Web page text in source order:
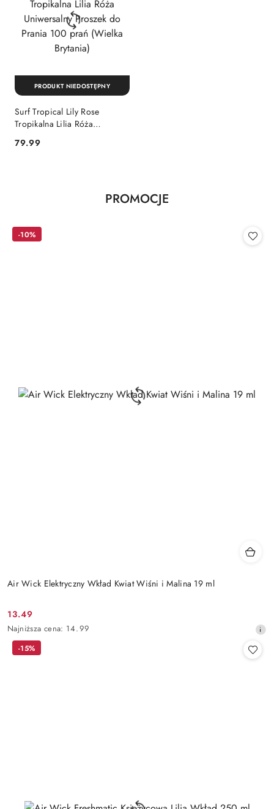
Surf Tropical Lily Rose
Tropikalna Lilia Róża
Prania 100 prań (Wielka
Cena:
79.99
PRODUKT NIEDOSTĘPNY
Pomiń karuzelę produktów
Produkty
PROMOCJE
Air Wick Elektryczny Wkład Kwiat Wiśni i Malina 19 ml
Cena
promocyjna:
13.49
Najniższa
cena
Najniższa cena: 14.99
-10%
-15%